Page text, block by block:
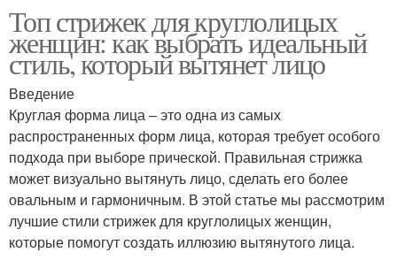
Топ стрижек для круглолицых
женщин: как выбрать идеальный
стиль, который вытянет лицо
Введение
Круглая форма лица – это одна из самых
распространенных форм лица, которая требует особого
подхода при выборе прической. Правильная стрижка
может визуально вытянуть лицо, сделать его более
овальным и гармоничным. В этой статье мы рассмотрим
лучшие стили стрижек для круглолицых женщин,
которые помогут создать иллюзию вытянутого лица.